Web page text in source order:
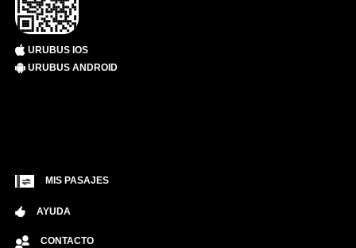
URUBUS IOS
URUBUS ANDROID
MIS PASAJES
AYUDA
CONTACTO